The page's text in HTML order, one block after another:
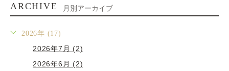
ARCHIVE 月別アーカイブ
2026年 (17)
2026年7月 (2)
2026年6月 (2)